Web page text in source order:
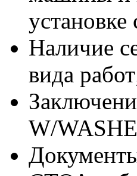
Наличие
вида
W/